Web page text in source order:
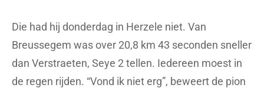
Die had hij donderdag in Herzele niet. Van
Breussegem was over 20,8 km 43 seconden sneller
dan Verstraeten, Seye 2 tellen. Iedereen moest in
de regen rijden. “Vond ik niet erg”, beweert de pion